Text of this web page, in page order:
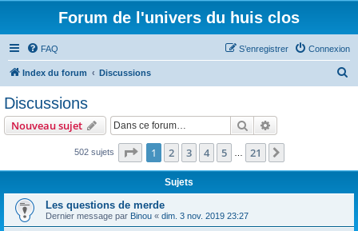
Forum de l'univers du huis clos
FAQ Connexion
S’enregistrer
Index du forum Discussions
e
Discussions
Nouveau sujet Rechercher
502 sujets Page 1sur21
1 2 3 4 5 21
Sujets
Les questions de merde
Dernier message par Binou « dim. 3 nov. 2019 23:27